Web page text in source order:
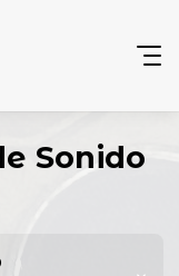
Sonido